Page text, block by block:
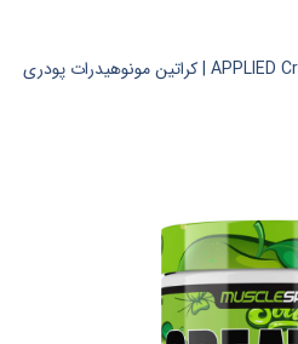
APPLIED Creatine monohydrate – 250 gr | کراتین مونوهیدرات پودری